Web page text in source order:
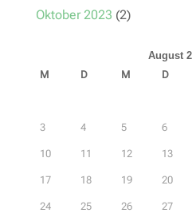
Oktober 2023 (2)
August
M
D M D
3 4 5 6
10 11 12 13
17 18 19 20
24 25 26 27